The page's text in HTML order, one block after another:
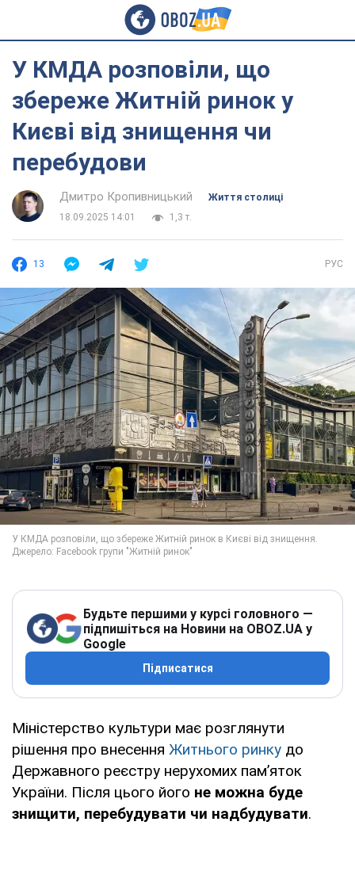
У КМДА розповіли, що
збереже Житній ринок у
Києві від знищення чи
перебудови
Дмитро Кропивницький
Життя столиці
18.09.2025 14:01
1,3 т.
13 РУС
Будьте першими у курсі головного —
підпишіться на Новини на OBOZ.UA у
Google
Підписатися
Міністерство культури має розглянути
рішення про внесення Житнього ринку до
Державного реєстру нерухомих пам’яток
України. Після цього його не можна буде
знищити, перебудувати чи надбудувати.